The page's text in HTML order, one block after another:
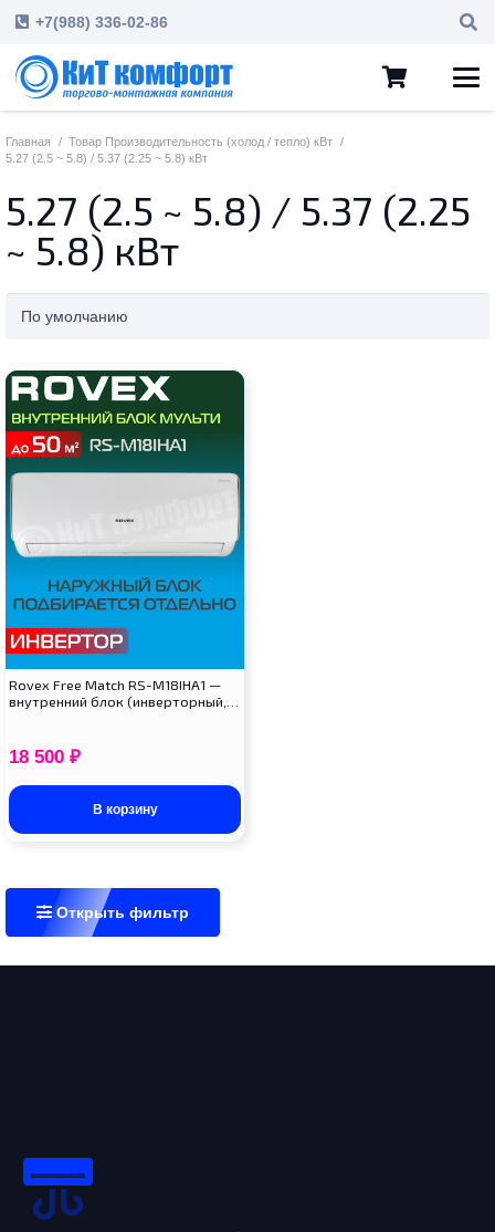
+7(988) 336-02-86
Главная / Товар Производительность (холод / тепло) кВт /
5.27 (2.5 ~ 5.8) / 5.37 (2.25 ~ 5.8) кВт
5.27 (2.5 ~ 5.8) / 5.37 (2.25
~ 5.8) кВт
Rovex Free Match RS-M18IHA1 —
внутренний блок (инверторный,…
18 500 ₽
В корзину
Открыть фильтр